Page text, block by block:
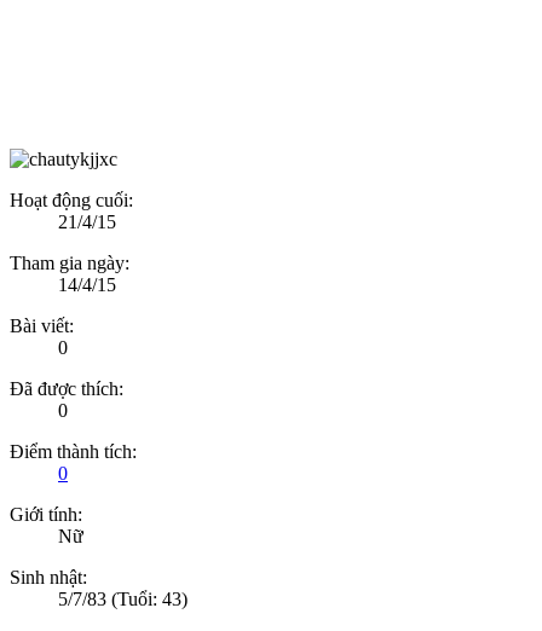
Hoạt động cuối:
21/4/15
Tham gia ngày:
14/4/15
Bài viết:
0
Đã được thích:
0
Điểm thành tích:
0
Giới tính:
Nữ
Sinh nhật:
5/7/83 (Tuổi: 43)